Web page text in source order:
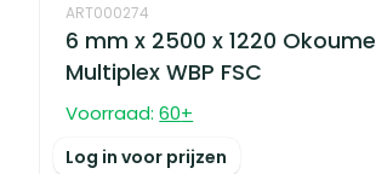
ART000274
6 mm x 2500 x 1220 Okoume
Multiplex WBP FSC
Voorraad: 60+
Log in voor prijzen